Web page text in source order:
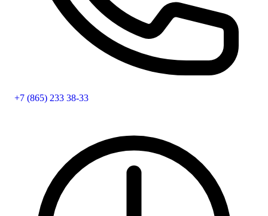
+7 (865) 233 38-33